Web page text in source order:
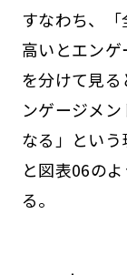
すなわち、
高いとエン
を分けて見
ンゲージメ
なる」とい
と図表06の
る。